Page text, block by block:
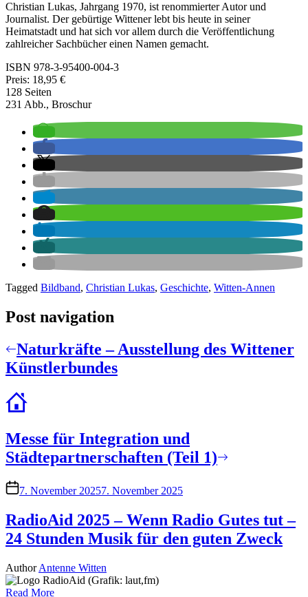
Christian Lukas, Jahrgang 1970, ist renommierter Autor und
Journalist. Der gebürtige Wittener lebt bis heute in seiner
Heimatstadt und hat sich vor allem durch die Veröffentlichung
zahlreicher Sachbücher einen Namen gemacht.
ISBN 978-3-95400-004-3
Preis: 18,95 €
128 Seiten
231 Abb., Broschur
Tagged Bildband, Christian Lukas, Geschichte, Witten-Annen
Post navigation
Naturkräfte – Ausstellung des Wittener
Künstlerbundes
Messe für Integration und
Städtepartnerschaften (Teil 1)
7. November 20257. November 2025
RadioAid 2025 – Wenn Radio Gutes tut –
24 Stunden Musik für den guten Zweck
AuthorAntenne Witten
Read More